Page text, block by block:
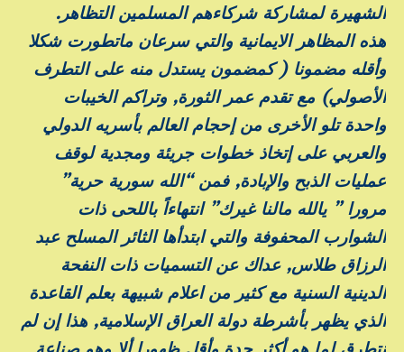
الشهيرة لمشاركة شركاءهم المسلمين التظاهر.
هذه المظاهر الايمانية والتي سرعان ماتطورت شكلا
وأقله مضمونا ( كمضمون يستدل منه على التطرف
الأصولي) مع تقدم عمر الثورة, وتراكم الخيبات
واحدة تلو الأخرى من إحجام العالم بأسريه الدولي
والعربي على إتخاذ خطوات جريئة ومجدية لوقف
عمليات الذبح والإبادة, فمن “الله سورية حرية”
مرورا ” يالله مالنا غيرك” انتهاءاً باللحى ذات
الشوارب المحفوفة والتي ابتدأها الثائر المسلح عبد
الرزاق طلاس, عداك عن التسميات ذات النفحة
الدينية السنية مع كثير من اعلام شبيهة بعلم القاعدة
الذي يظهر بأشرطة دولة العراق الإسلامية, هذا إن لم